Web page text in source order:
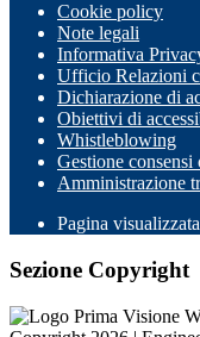
Cookie policy
Note legali
Informativa
Ufficio Relazioni
Dichiarazione di
Obiettivi di
Whistleblowing
Gestione consensi
Amministrazione
Pagina visualizzata
Sezione Copyright